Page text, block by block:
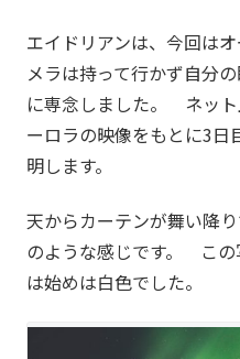
エイドリアンは、今回は
メラは持って行かず自分
に専念しました。 ネッ
ーロラの映像をもとに3日
明します。
天からカーテンが舞い降
のような感じです。 この
は始めは白色でした。